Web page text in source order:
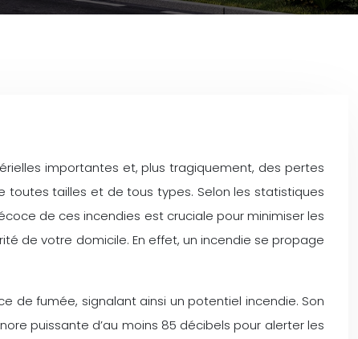
importantes et, plus tragiquement, des pertes
toutes tailles et de tous types. Selon les statistiques
de ces incendies est cruciale pour minimiser les
de votre domicile. En effet, un incendie se propage
de fumée, signalant ainsi un potentiel incendie. Son
puissante d’au moins 85 décibels pour alerter les